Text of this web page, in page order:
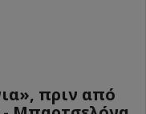
πριν από